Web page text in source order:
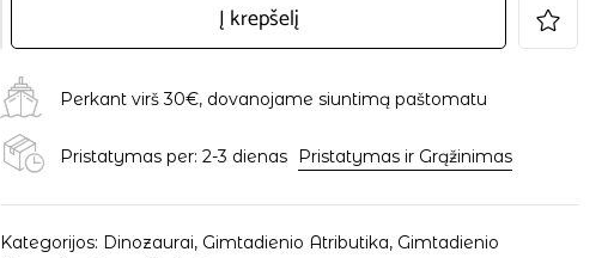
Į krepšelį
Perkant virš 30€, dovanojame siuntimą paštomatu
Pristatymas per: 2-3 dienas Pristatymas ir Grąžinimas
Kategorijos: Dinozaurai, Gimtadienio Atributika, Gimtadienio